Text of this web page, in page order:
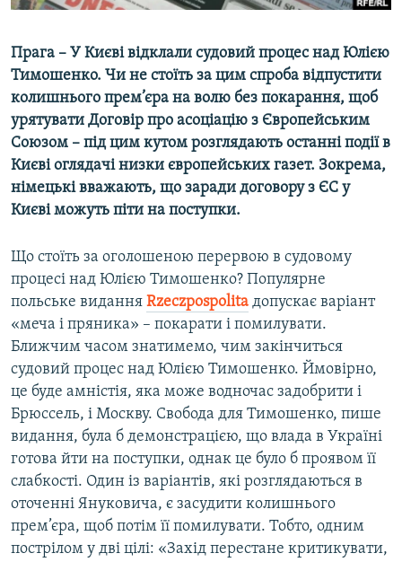
РУС
УКР
КТАТ
ДОЛУЧАЙСЯ!
Прага – У Києві відклали судовий процес над Юлією
Тимошенко. Чи не стоїть за цим спроба відпустити
колишнього прем’єра на волю без покарання, щоб
урятувати Договір про асоціацію з Європейським
Союзом – під цим кутом розглядають останні події в
Києві оглядачі низки європейських газет. Зокрема,
німецькі вважають, що заради договору з ЄС у
Києві можуть піти на поступки.
Що стоїть за оголошеною перервою в судовому
процесі над Юлією Тимошенко? Популярне
польське видання Rzeczpospolita допускає варіант
«меча і пряника» – покарати і помилувати.
Ближчим часом знатимемо, чим закінчиться
судовий процес над Юлією Тимошенко. Ймовірно,
це буде амністія, яка може водночас задобрити і
Брюссель, і Москву. Свобода для Тимошенко, пише
видання, була б демонстрацією, що влада в Україні
готова йти на поступки, однак це було б проявом її
слабкості. Один із варіантів, які розглядаються в
оточенні Януковича, є засудити колишнього
прем’єра, щоб потім її помилувати. Тобто, одним
пострілом у дві цілі: «Захід перестане критикувати,